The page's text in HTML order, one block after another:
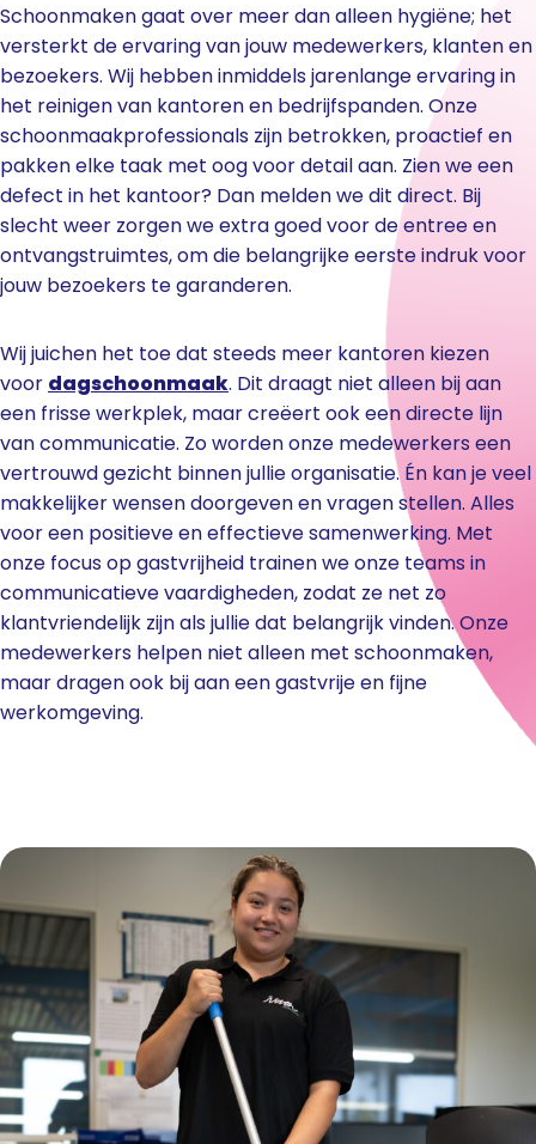
Schoonmaken gaat over meer dan alleen hygiëne; het
versterkt de ervaring van jouw medewerkers, klanten en
bezoekers. Wij hebben inmiddels jarenlange ervaring in
het reinigen van kantoren en bedrijfspanden. Onze
schoonmaakprofessionals zijn betrokken, proactief en
pakken elke taak met oog voor detail aan. Zien we een
defect in het kantoor? Dan melden we dit direct. Bij
slecht weer zorgen we extra goed voor de entree en
ontvangstruimtes, om die belangrijke eerste indruk voor
jouw bezoekers te garanderen.
Wij juichen het toe dat steeds meer kantoren kiezen
voor dagschoonmaak. Dit draagt niet alleen bij aan
een frisse werkplek, maar creëert ook een directe lijn
van communicatie. Zo worden onze medewerkers een
vertrouwd gezicht binnen jullie organisatie. Én kan je veel
makkelijker wensen doorgeven en vragen stellen. Alles
voor een positieve en effectieve samenwerking. Met
onze focus op gastvrijheid trainen we onze teams in
communicatieve vaardigheden, zodat ze net zo
klantvriendelijk zijn als jullie dat belangrijk vinden. Onze
medewerkers helpen niet alleen met schoonmaken,
maar dragen ook bij aan een gastvrije en fijne
werkomgeving.